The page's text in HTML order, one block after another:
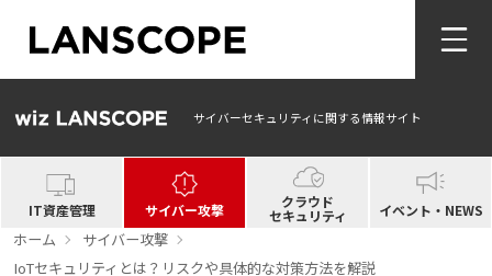
サイバーセキュリティに関する情報サイト
IT資産管理 サイバー攻撃 クラウド
セキュリティ イベント・NEWS
ホーム
サイバー攻撃
IoTセキュリティとは？リスクや具体的な対策方法を解説